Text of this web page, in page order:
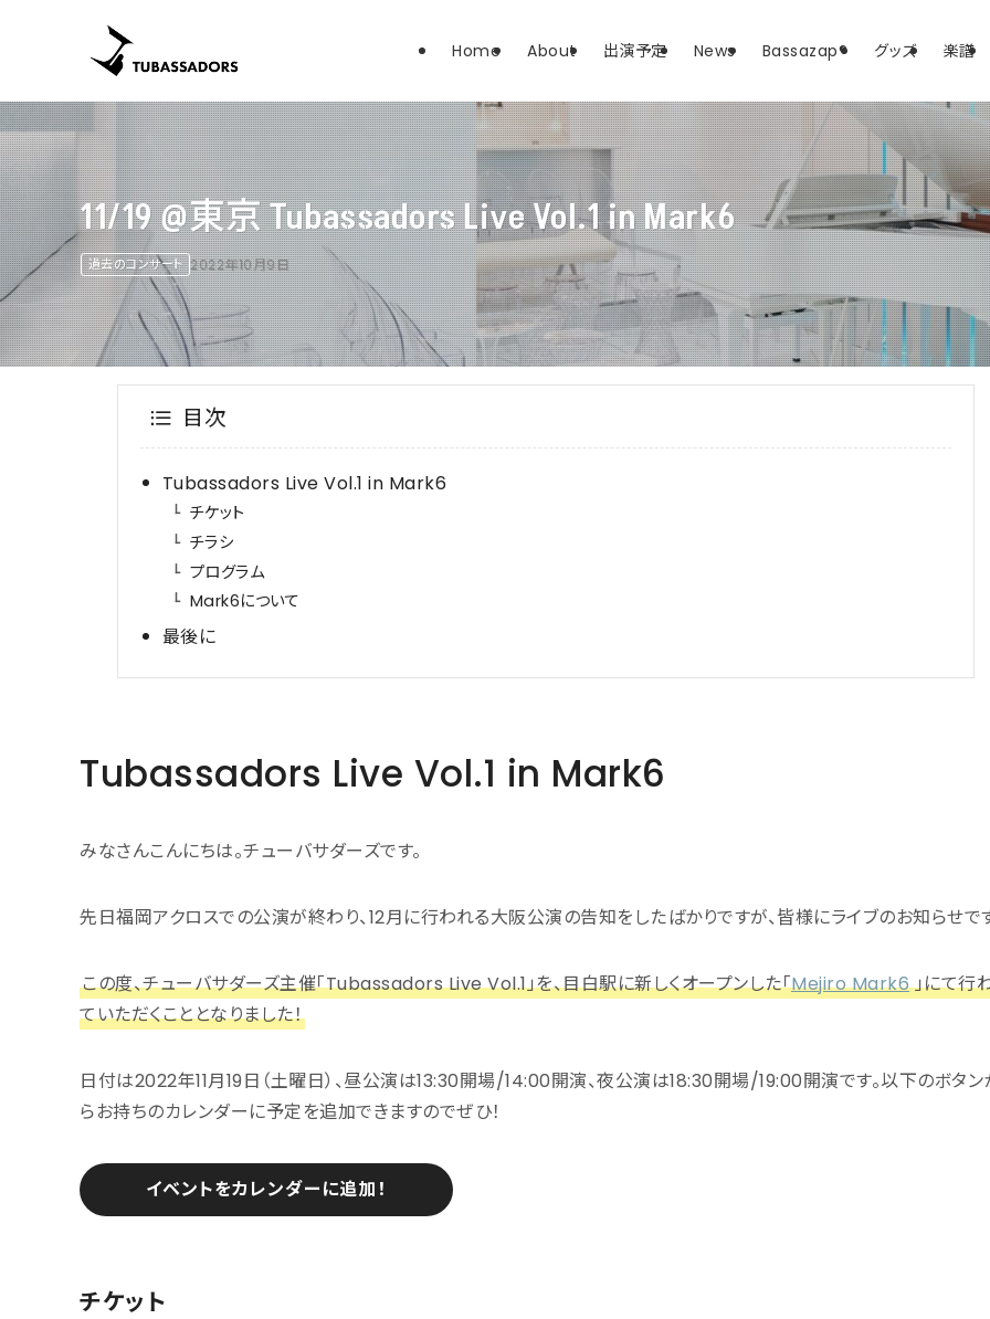
Home About 出演予定 News Bassazap® グッズ 楽譜
11/19 @東京 Tubassadors Live Vol.1 in Mark6
過去のコンサート 2022年10月9日
目次
Tubassadors Live Vol.1 in Mark6
チケット
チラシ
プログラム
Mark6について
最後に
Tubassadors Live Vol.1 in Mark6
みなさんこんにちは。チューバサダーズです。
先日福岡アクロスでの公演が終わり、12月に行われる大阪公演の告知をしたばかりですが、皆様にライブのお知らせで
この度、チューバサダーズ主催「Tubassadors Live Vol.1」を、目白駅に新しくオープンした「Mejiro Mark6」にて行
ていただくこととなりました！
日付は2022年11月19日（土曜日）、昼公演は13:30開場/14:00開演、夜公演は18:30開場/19:00開演です。以下のボタン
らお持ちのカレンダーに予定を追加できますのでぜひ！
イベントをカレンダーに追加！
チケット